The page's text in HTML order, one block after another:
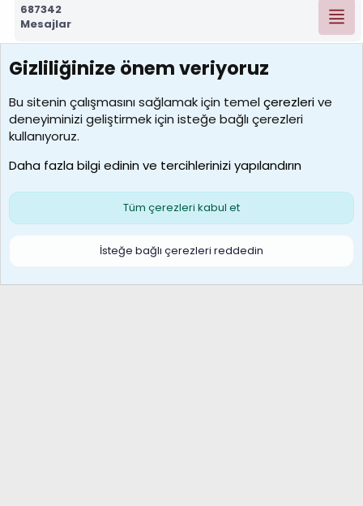
687342
Mesajlar
7390
Kullanıcılar
MosesBrownHayranı
Son üye
Çerezler
S
Gizliliğinize önem veriyoruz
Bu sitenin çalışmasını sağlamak için temelçerezlerive
deneyiminizi geliştirmek için isteğe bağlı çerezleri
kullanıyoruz.
Daha fazla bilgi edinin ve tercihlerinizi yapılandırın
Tüm çerezleri kabul et
İsteğe bağlı çerezleri reddedin